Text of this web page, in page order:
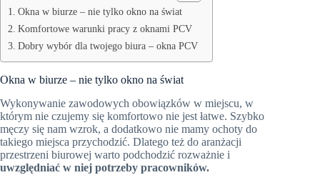
Okna w biurze – nie tylko okno na świat
Komfortowe warunki pracy z oknami PCV
Dobry wybór dla twojego biura – okna PCV
Okna w biurze – nie tylko okno na świat
Wykonywanie zawodowych obowiązków w miejscu, w
którym nie czujemy się komfortowo nie jest łatwe. Szybko
męczy się nam wzrok, a dodatkowo nie mamy ochoty do
takiego miejsca przychodzić. Dlatego też do aranżacji
przestrzeni biurowej warto podchodzić rozważnie i
uwzględniać w niej potrzeby pracowników.